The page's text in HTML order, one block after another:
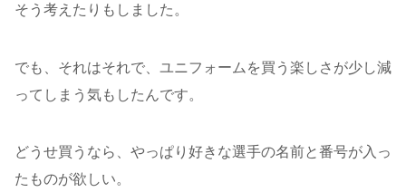
そう考えたりもしました。
でも、それはそれで、ユニフォームを買う楽しさが少し減
ってしまう気もしたんです。
どうせ買うなら、やっぱり好きな選手の名前と番号が入っ
たものが欲しい。